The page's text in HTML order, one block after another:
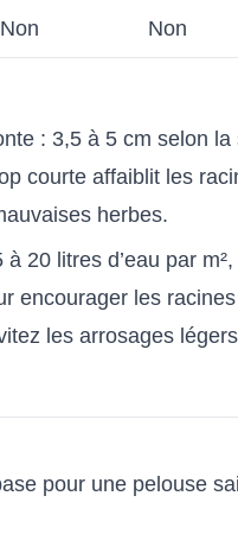
Non Non
: 3,5 à 5 cm selon la
courte affaiblit les
herbes.
20 litres d’eau par
encourager les racines
les arrosages
pour une pelouse